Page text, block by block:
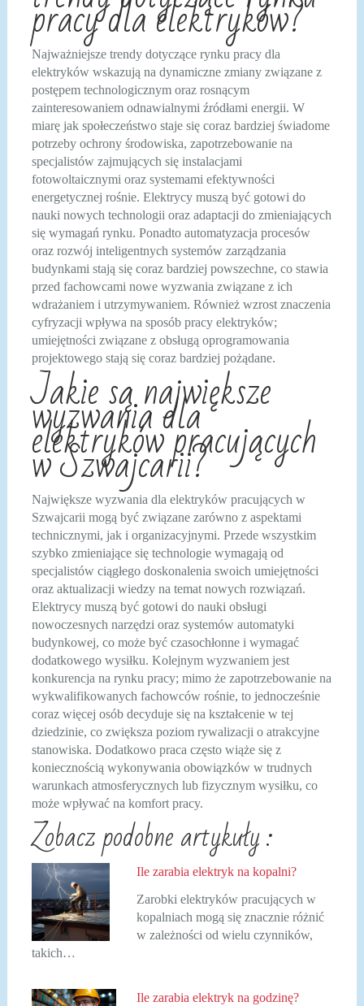
pracy dla elektryków?
Najważniejsze trendy dotyczące rynku pracy dla
elektryków wskazują na dynamiczne zmiany związane z
postępem technologicznym oraz rosnącym
zainteresowaniem odnawialnymi źródłami energii. W
miarę jak społeczeństwo staje się coraz bardziej świadome
potrzeby ochrony środowiska, zapotrzebowanie na
specjalistów zajmujących się instalacjami
fotowoltaicznymi oraz systemami efektywności
energetycznej rośnie. Elektrycy muszą być gotowi do
nauki nowych technologii oraz adaptacji do zmieniających
się wymagań rynku. Ponadto automatyzacja procesów
oraz rozwój inteligentnych systemów zarządzania
budynkami stają się coraz bardziej powszechne, co stawia
przed fachowcami nowe wyzwania związane z ich
wdrażaniem i utrzymywaniem. Również wzrost znaczenia
cyfryzacji wpływa na sposób pracy elektryków;
umiejętności związane z obsługą oprogramowania
projektowego stają się coraz bardziej pożądane.
Jakie są największe
wyzwania dla
elektryków pracujących
w Szwajcarii?
Największe wyzwania dla elektryków pracujących w
Szwajcarii mogą być związane zarówno z aspektami
technicznymi, jak i organizacyjnymi. Przede wszystkim
szybko zmieniające się technologie wymagają od
specjalistów ciągłego doskonalenia swoich umiejętności
oraz aktualizacji wiedzy na temat nowych rozwiązań.
Elektrycy muszą być gotowi do nauki obsługi
nowoczesnych narzędzi oraz systemów automatyki
budynkowej, co może być czasochłonne i wymagać
dodatkowego wysiłku. Kolejnym wyzwaniem jest
konkurencja na rynku pracy; mimo że zapotrzebowanie na
wykwalifikowanych fachowców rośnie, to jednocześnie
coraz więcej osób decyduje się na kształcenie w tej
dziedzinie, co zwiększa poziom rywalizacji o atrakcyjne
stanowiska. Dodatkowo praca często wiąże się z
koniecznością wykonywania obowiązków w trudnych
warunkach atmosferycznych lub fizycznym wysiłku, co
może wpływać na komfort pracy.
Zobacz podobne artykuły :
Ile zarabia elektryk na kopalni?
Zarobki elektryków pracujących w
kopalniach mogą się znacznie różnić
w zależności od wielu czynników,
takich…
Ile zarabia elektryk na godzinę?